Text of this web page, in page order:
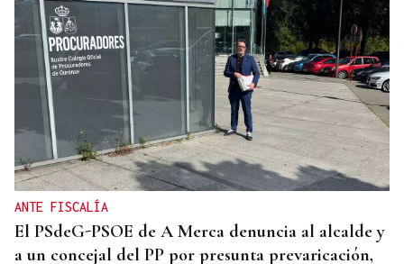
ANTE FISCALÍA
El PSdeG-PSOE de A Merca denuncia al alcalde y
a un concejal del PP por presunta prevaricación,